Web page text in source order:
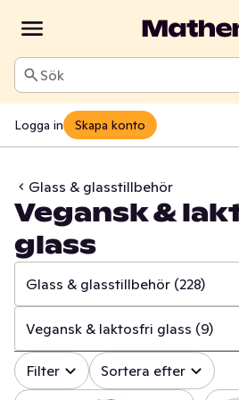
Sök
Logga in Skapa konto
Glass & glasstillbehör
Vegansk &
glass
Glass & glasstillbehör (228)
✓ Alla (898)
✓ Fryst kött, burgare & korv (38)
Vegansk & laktosfri glass (9)
✓ Alla (228)
Filter Sortera efter